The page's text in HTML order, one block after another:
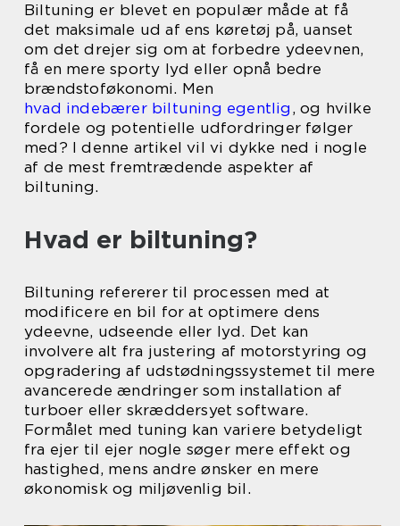
Biltuning er blevet en populær måde at få
det maksimale ud af ens køretøj på, uanset
om det drejer sig om at forbedre ydeevnen,
få en mere sporty lyd eller opnå bedre
brændstoføkonomi. Men
hvad indebærer biltuning egentlig , og hvilke
fordele og potentielle udfordringer følger
med? I denne artikel vil vi dykke ned i nogle
af de mest fremtrædende aspekter af
biltuning.
Hvad er biltuning?
Biltuning refererer til processen med at
modificere en bil for at optimere dens
ydeevne, udseende eller lyd. Det kan
involvere alt fra justering af motorstyring og
opgradering af udstødningssystemet til mere
avancerede ændringer som installation af
turboer eller skræddersyet software.
Formålet med tuning kan variere betydeligt
fra ejer til ejer nogle søger mere effekt og
hastighed, mens andre ønsker en mere
økonomisk og miljøvenlig bil.